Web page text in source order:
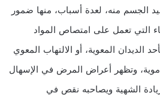
الجسم منه، لعدة أسباب، منها ضمور
التي تعمل على امتصاص المواد
الديدان المعوية، أو الالتهاب المعوي
وتظهر أعراض المرض في الإسهال
الشهية ويصاحبه نقص في